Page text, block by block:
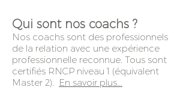
Qui sont nos coachs ?
Nos coachs sont des professionnels
de la relation avec une expérience
professionnelle reconnue. Tous sont
certifiés RNCP niveau 1 (équivalent
Master 2). En savoir plus...